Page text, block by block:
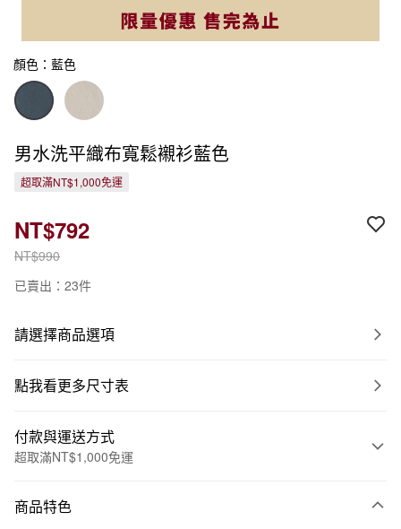
顏色：藍色
男水洗平織布寬鬆襯衫藍色
超取滿NT$1,000免運
NT$990
NT$792
已賣出：23件
請選擇商品選項
點我看更多尺寸表
付款與運送方式
超取滿NT$1,000免運
信用卡一次付款
商品特色